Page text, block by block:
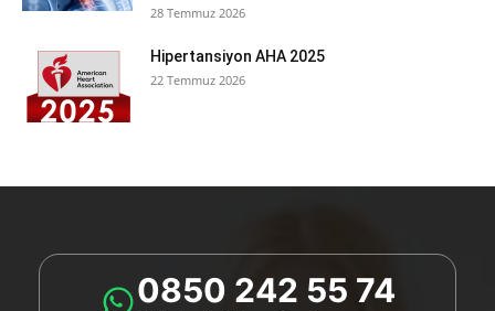
28 Temmuz 2026
Hipertansiyon AHA 2025
22 Temmuz 2026
0850 242 55 74